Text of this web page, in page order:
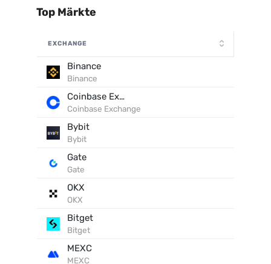
Top Märkte
EXCHANGE
Binance
Binance
Coinbase Exchange
Coinbase Exchange
Bybit
Bybit
Gate
Gate
OKX
OKX
Bitget
Bitget
MEXC
MEXC